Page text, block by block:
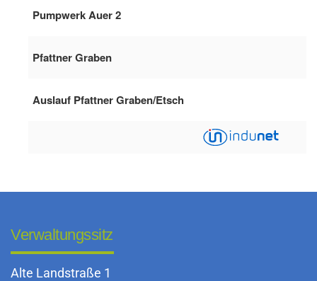
Verwaltungssitz
Alte Landstraße 1